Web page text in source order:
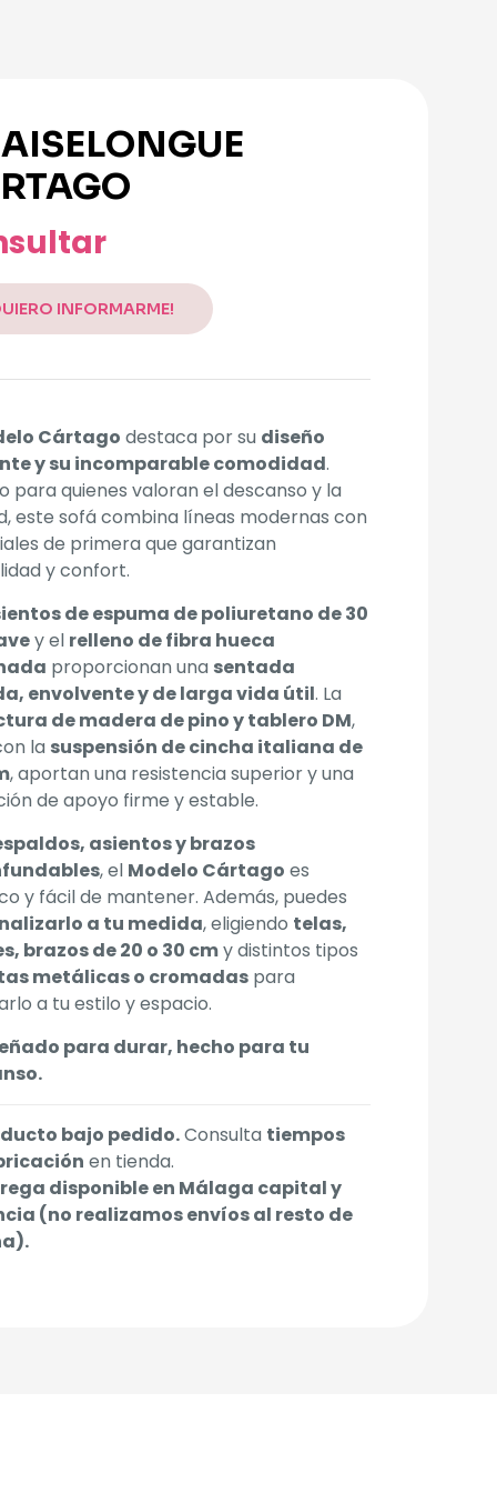
INFORMARME!
Cártago destaca por su diseño
y su incomparable comodidad.
para quienes valoran el descanso y la
este sofá combina líneas modernas con
de primera que garantizan
y confort.
de espuma de poliuretano de 30
y el relleno de fibra hueca
proporcionan una sentada
envolvente y de larga vida útil. La
de madera de pino y tablero DM,
la suspensión de cincha italiana de
, aportan una resistencia superior y una
de apoyo firme y estable.
asientos y brazos
, el Modelo Cártago es
y fácil de mantener. Además, puedes
a tu medida, eligiendo telas,
brazos de 20 o 30 cmy distintos tipos
metálicas o cromadas para
a tu estilo y espacio.
para durar, hecho para tu
bajo pedido.Consulta tiempos
en tienda.
disponible en Málaga capital y
(no realizamos envíos al resto de